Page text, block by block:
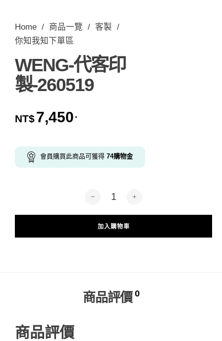
Home / 商品一覽 / 客製 /
你知我知下單區
WENG-代客印
製-260519
NT$7,450 .
會員購買此商品可獲得 74購物金
WENG-代客印製-260519 數量
加入購物車
商品評價 0
商品評價